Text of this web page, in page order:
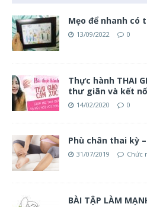
Mẹo để nhanh có
13/09/2022 0
Thực hành THAI
thư giãn và kết
14/02/2020 0
Phù chân thai kỳ
31/07/2019 Chức
BÀI TẬP LÀM